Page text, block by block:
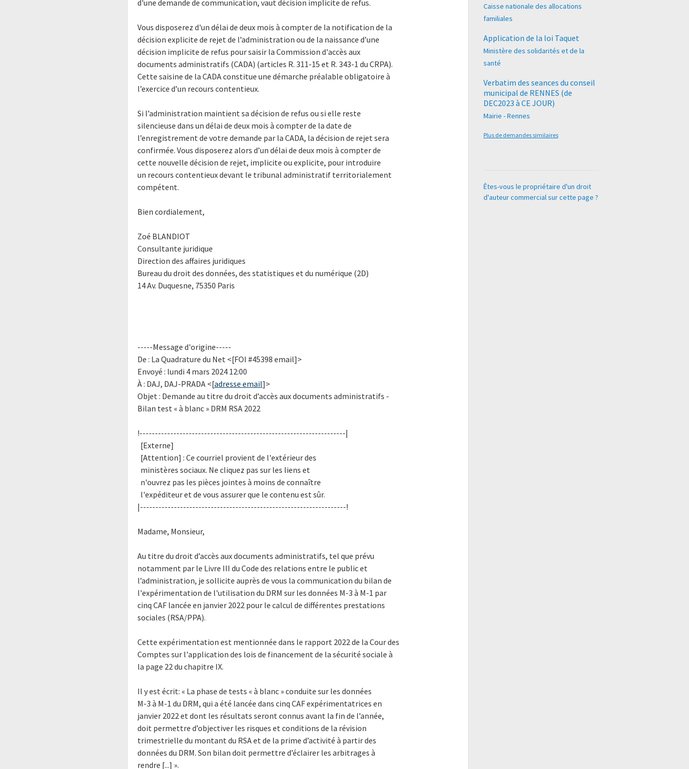
d'une demande de communication, vaut décision implicite de refus.
Vous disposerez d'un délai de deux mois à compter de la notification de la
décision explicite de rejet de l’administration ou de la naissance d’une
décision implicite de refus pour saisir la Commission d'accès aux
documents administratifs (CADA) (articles R. 311-15 et R. 343-1 du CRPA).
Cette saisine de la CADA constitue une démarche préalable obligatoire à
l’exercice d’un recours contentieux.
Si l’administration maintient sa décision de refus ou si elle reste
silencieuse dans un délai de deux mois à compter de la date de
l’enregistrement de votre demande par la CADA, la décision de rejet sera
confirmée. Vous disposerez alors d’un délai de deux mois à compter de
cette nouvelle décision de rejet, implicite ou explicite, pour introduire
un recours contentieux devant le tribunal administratif territorialement
compétent.
Bien cordialement,
Zoé BLANDIOT
Consultante juridique
Direction des affaires juridiques
Bureau du droit des données, des statistiques et du numérique (2D)
14 Av. Duquesne, 75350 Paris
-----Message d'origine-----
De : La Quadrature du Net <[FOI #45398 email]>
Envoyé : lundi 4 mars 2024 12:00
À : DAJ, DAJ-PRADA <[adresse email]>
Objet : Demande au titre du droit d’accès aux documents administratifs -
Bilan test « à blanc » DRM RSA 2022
!-------------------------------------------------------------------|
[Externe]
[Attention] : Ce courriel provient de l'extérieur des
ministères sociaux. Ne cliquez pas sur les liens et
n'ouvrez pas les pièces jointes à moins de connaître
l'expéditeur et de vous assurer que le contenu est sûr.
|-------------------------------------------------------------------!
Madame, Monsieur,
Au titre du droit d’accès aux documents administratifs, tel que prévu
notamment par le Livre III du Code des relations entre le public et
l’administration, je sollicite auprès de vous la communication du bilan de
l'expérimentation de l'utilisation du DRM sur les données M-3 à M-1 par
cinq CAF lancée en janvier 2022 pour le calcul de différentes prestations
sociales (RSA/PPA).
Cette expérimentation est mentionnée dans le rapport 2022 de la Cour des
Comptes sur l'application des lois de financement de la sécurité sociale à
la page 22 du chapitre IX.
Il y est écrit: « La phase de tests « à blanc » conduite sur les données
M-3 à M-1 du DRM, qui a été lancée dans cinq CAF expérimentatrices en
janvier 2022 et dont les résultats seront connus avant la fin de l’année,
doit permettre d’objectiver les risques et conditions de la révision
trimestrielle du montant du RSA et de la prime d’activité à partir des
données du DRM. Son bilan doit permettre d’éclairer les arbitrages à
rendre [...] ».
Caisse nationale des allocations
familiales
Application de la loi Taquet
Ministère des solidarités et de la
santé
Verbatim des seances du conseil
municipal de RENNES (de
DEC2023 à CE JOUR)
Mairie - Rennes
Plus de demandes similaires
Êtes-vous le propriétaire d'un droit
d'auteur commercial sur cette page ?